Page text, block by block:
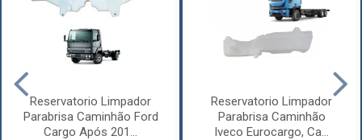
Reservatorio Limpador
Parabrisa Caminhão Ford
Cargo Após 201...
Reservatorio Limpador
Parabrisa Caminhão
Iveco Eurocargo, Ca...